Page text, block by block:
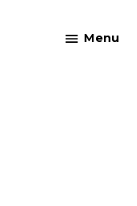
Menu